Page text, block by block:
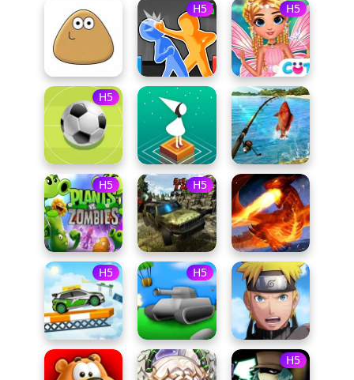
H5 H5
H5
H5 H5
H5 H5
H5